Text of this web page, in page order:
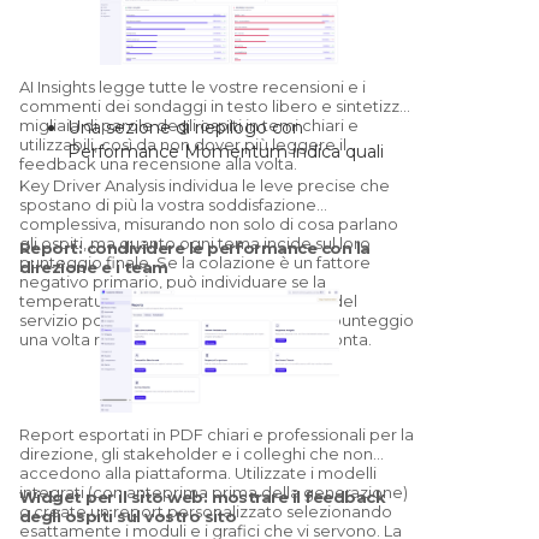
positive, neutre e negative, oltre a una
mappatura del sentiment struttura per
struttura.
Panoramica sui competitor:un
controllo sintetico rispetto ai concorrenti
configurati, con un modulo Competitors
dedicato per un benchmarking più
approfondito.
AI Insights legge tutte le vostre recensioni e i
commenti dei sondaggi in testo libero e sintetizza
migliaia di parole degli ospiti in temi chiari e
utilizzabili, così da non dover più leggere il
feedback una recensione alla volta.
Una sezione di riepilogo con
Performance Momentum indica quali
aree operative stanno migliorando e quali
peggiorando rispetto al periodo
precedente.
«Cosa sta andando bene» e «Cosa va
migliorato» raggruppano il sentiment per
categoria; cliccate su una categoria per
vedere le citazioni esatte e i sottotemi
che la determinano.
L'AI genera raccomandazioni su misura
per la vostra struttura, con un sistema di
pollice su e pollice giù che allena il
modello per la vostra specifica proprietà.
Key Driver Analysis individua le leve precise che
spostano di più la vostra soddisfazione
complessiva, misurando non solo di cosa parlano
gli ospiti, ma quanto ogni tema incide sul loro
punteggio finale. Se la colazione è un fattore
negativo primario, può individuare se la
temperatura delle pietanze o la rapidità del
servizio porterà il maggiore aumento di punteggio
una volta risolto, così da investire dove conta.
Report: condividere le performance con la
direzione e i team
Report esportati in PDF chiari e professionali per la
direzione, gli stakeholder e i colleghi che non
accedono alla piattaforma. Utilizzate i modelli
integrati (con anteprima prima della generazione)
o create un report personalizzato selezionando
esattamente i moduli e i grafici che vi servono. La
Widget per il sito web: mostrare il feedback
degli ospiti sul vostro sito